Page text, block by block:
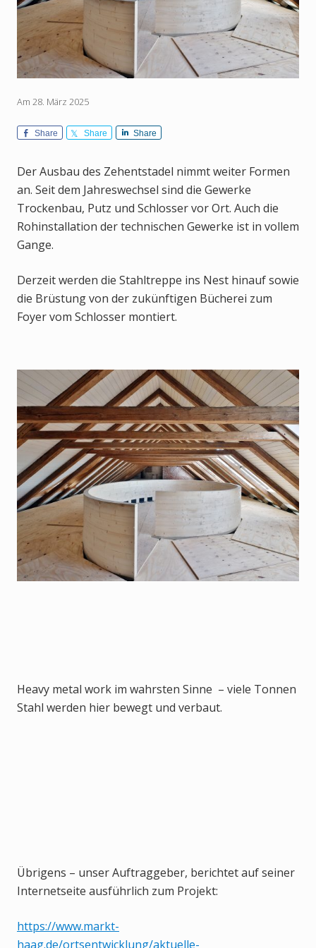
Am 28. März 2025
Share Share Share
Der Ausbau des Zehentstadel nimmt weiter Formen
an. Seit dem Jahreswechsel sind die Gewerke
Trockenbau, Putz und Schlosser vor Ort. Auch die
Rohinstallation der technischen Gewerke ist in vollem
Gange.
Derzeit werden die Stahltreppe ins Nest hinauf sowie
die Brüstung von der zukünftigen Bücherei zum
Foyer vom Schlosser montiert.
Heavy metal work im wahrsten Sinne – viele Tonnen
Stahl werden hier bewegt und verbaut.
Übrigens – unser Auftraggeber, berichtet auf seiner
Internetseite ausführlich zum Projekt:
https://www.markt-
haag.de/ortsentwicklung/aktuelle-